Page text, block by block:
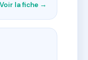
Voir la fiche →